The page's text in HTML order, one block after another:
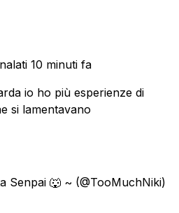
10 minuti fa
io ho più esperienze di
si lamentavano
Senpai 🐺 ~ (@TooMuchNiki)